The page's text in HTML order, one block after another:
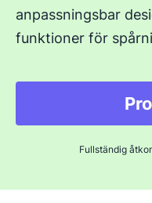
anpassningsbar
funktioner för
Fullständig